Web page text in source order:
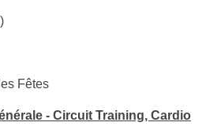
Fêtes
- Circuit Training, Cardio